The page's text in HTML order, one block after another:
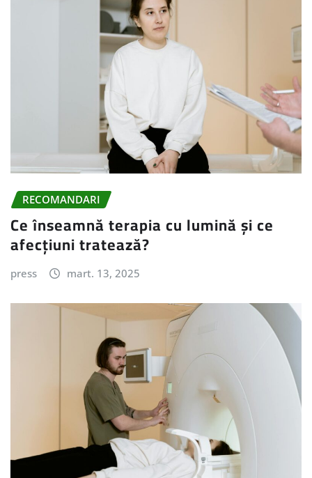
RECOMANDARI
Ce înseamnă terapia cu lumină și ce
afecțiuni tratează?
press mart. 13, 2025